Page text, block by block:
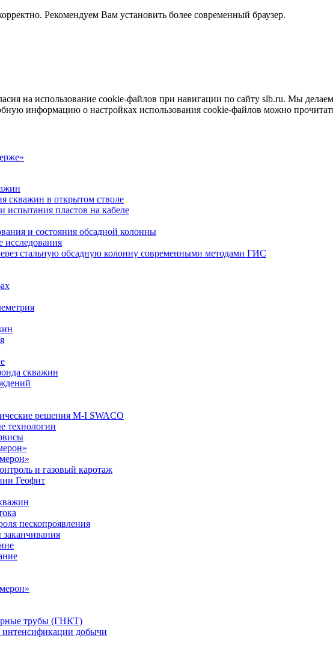
Рекомендуем Вам установить более современный браузер.
на использование cookie-файлов при навигации по сайту slb.ru. Мы делаем
информацию о настройках использования cookie-файлов можно
скважин в открытом стволе
пластов на кабеле
и состояния обсадной колонны
исследования
стальную обсадную колонну современными методами ГИС
скважин
решения M-I SWACO
технологии
и газовый каротаж
Геофит
пескопроявления
трубы (ГНКТ)
добычи